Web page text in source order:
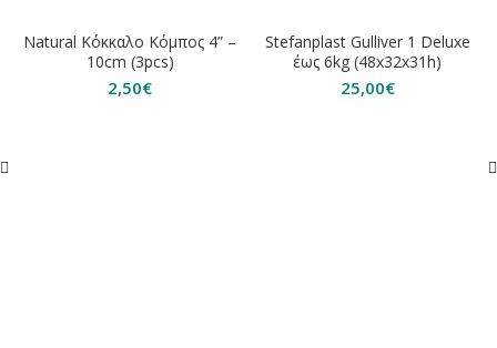
Natural Κόκκαλο Κόμπος 4” –
10cm (3pcs)
2,50€
Stefanplast Gulliver 1 Deluxe
έως 6kg (48x32x31h)
25,00€